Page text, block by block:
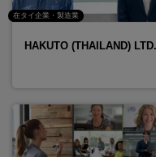
在タイ企業・製造業
HAKUTO (THAILAND) LTD.